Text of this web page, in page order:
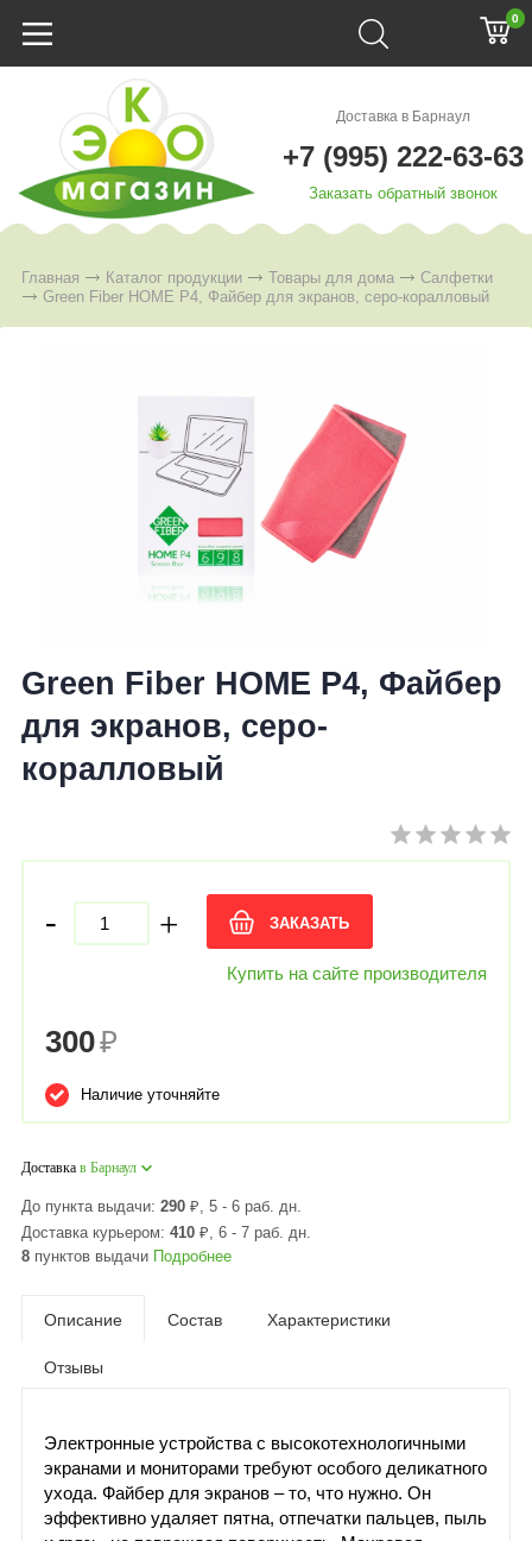
0
Доставка в Барнаул
+7 (995) 222-63-63
Заказать обратный звонок
Главная Каталог продукции Товары для дома
Салфетки
Green Fiber HOME Р4, Файбер для экранов, серо-коралловый
Green Fiber HOME Р4, Файбер
для экранов, серо-
коралловый
- + ЗАКАЗАТЬ
Купить на сайте производителя
300₽
Наличие уточняйте
Доставка в Барнаул
До пункта выдачи: 290 ₽, 5 - 6 раб. дн.
Доставка курьером: 410 ₽, 6 - 7 раб. дн.
8 пунктов выдачи Подробнее
Описание Состав Характеристики
Отзывы
Электронные устройства с высокотехнологичными
экранами и мониторами требуют особого деликатного
ухода. Файбер для экранов – то, что нужно. Он
эффективно удаляет пятна, отпечатки пальцев, пыль